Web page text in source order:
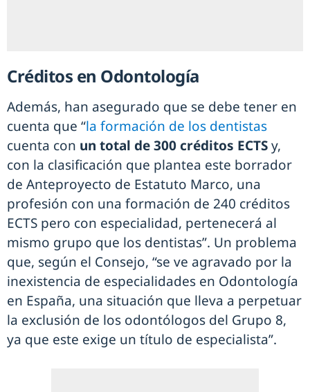
Créditos en Odontología
Además, han asegurado que se debe tener en
cuenta que “la formación de los dentistas
cuenta con un total de 300 créditos ECTSy,
con la clasificación que plantea este borrador
de Anteproyecto de Estatuto Marco, una
profesión con una formación de 240 créditos
ECTS pero con especialidad, pertenecerá al
mismo grupo que los dentistas”. Un problema
que, según el Consejo, “se ve agravado por la
inexistencia de especialidades en Odontología
en España, una situación que lleva a perpetuar
la exclusión de los odontólogos del Grupo 8,
ya que este exige un título de especialista”.